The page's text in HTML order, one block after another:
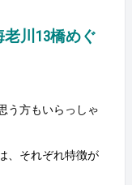
老川13橋めぐ
う方もいらっしゃ
、それぞれ特徴が